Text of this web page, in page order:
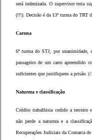
será indenizada. O supervisor teria
(!!!). Decisão é da 13ª turma do TRT
Carona
6ª turma do STJ, por unanimidade,
passageiro de um carro apreendido
suficientes que justifiquem a prisão. (
Natureza e classificação
Crédito trabalhista cedido a terceiro
não perde a natureza e a
Recuperações Judiciais da Comarca